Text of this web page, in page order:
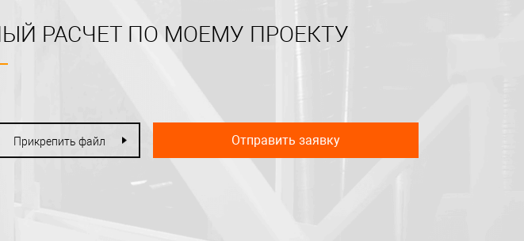
РАСЧЕТ ПО МОЕМУ ПРОЕКТУ
Прикрепить файл Отправить заявку